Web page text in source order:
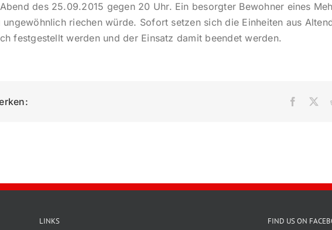
des 25.09.2015 gegen 20 Uhr. Ein besorgter Bewohner eines
riechen würde. Sofort setzen sich die Einheiten aus
festgestellt werden und der Einsatz damit beendet werden.
LINKS FIND US ON